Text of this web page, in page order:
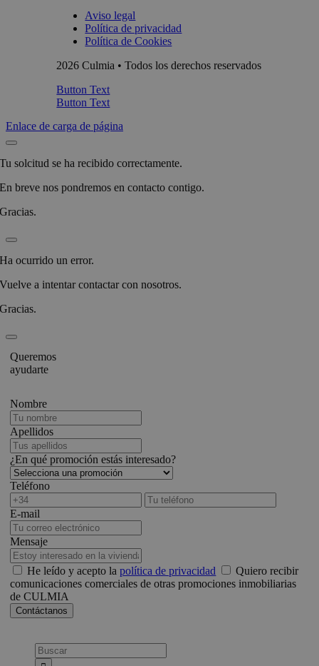
Aviso legal
Política de privacidad
Política de Cookies
2026 Culmia • Todos los derechos reservados
Button Text
Button Text
Enlace de carga de página
Tu solcitud se ha recibido correctamente.
En breve nos pondremos en contacto contigo.
Gracias.
Ha ocurrido un error.
Vuelve a intentar contactar con nosotros.
Gracias.
Queremos
ayudarte
Nombre
Apellidos
¿En qué promoción estás interesado?
Teléfono
E-mail
Mensaje
He leído y acepto lapolítica de privacidad
Quiero recibir
comunicaciones comerciales de otras promociones inmobiliarias
de CULMIA
Busca: